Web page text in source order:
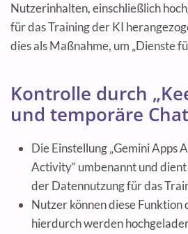
Nutzerinhalten, einschließlich
für das Training der KI
dies als Maßnahme, um „Dienste
Kontrolle durch
und temporäre
Die Einstellung „Gemini Apps
Activity“ umbenannt und
der Datennutzung für das
Nutzer können diese Funktion
hierdurch werden